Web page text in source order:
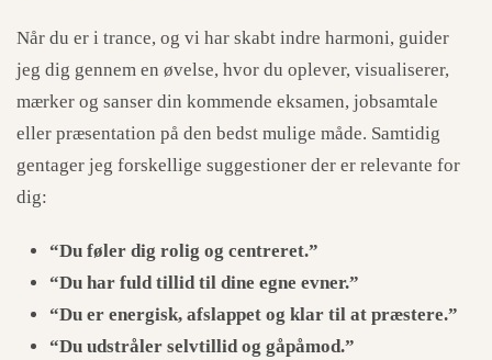
Når du er i trance, og vi har skabt indre harmoni, guider
jeg dig gennem en øvelse, hvor du oplever, visualiserer,
mærker og sanser din kommende eksamen, jobsamtale
eller præsentation på den bedst mulige måde. Samtidig
gentager jeg forskellige suggestioner der er relevante for
dig:
“Du føler dig rolig og centreret.”
“Du har fuld tillid til dine egne evner.”
“Du er energisk, afslappet og klar til at præstere.”
“Du udstråler selvtillid og gåpåmod.”